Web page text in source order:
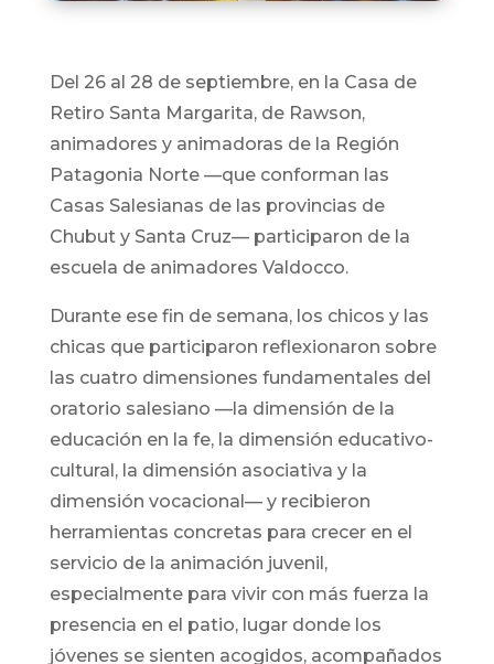
Del 26 al 28 de septiembre, en la Casa de
Retiro Santa Margarita, de Rawson,
animadores y animadoras de la Región
Patagonia Norte —que conforman las
Casas Salesianas de las provincias de
Chubut y Santa Cruz— participaron de la
escuela de animadores Valdocco.
Durante ese fin de semana, los chicos y las
chicas que participaron reflexionaron sobre
las cuatro dimensiones fundamentales del
oratorio salesiano —la dimensión de la
educación en la fe, la dimensión educativo-
cultural, la dimensión asociativa y la
dimensión vocacional— y recibieron
herramientas concretas para crecer en el
servicio de la animación juvenil,
especialmente para vivir con más fuerza la
presencia en el patio, lugar donde los
jóvenes se sienten acogidos, acompañados